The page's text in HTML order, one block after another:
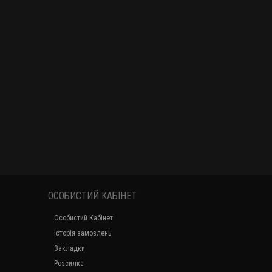
ОСОБИСТИЙ КАБІНЕТ
Особистий Кабінет
Історія замовлень
Закладки
Розсилка